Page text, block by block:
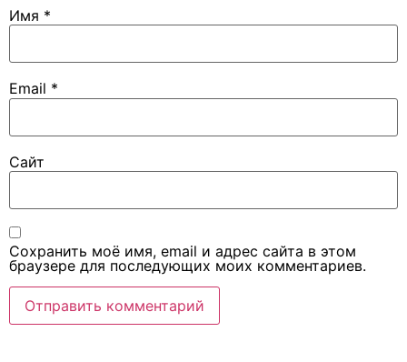
Имя *
Email *
Сайт
Сохранить моё имя, email и адрес сайта в этом
браузере для последующих моих комментариев.